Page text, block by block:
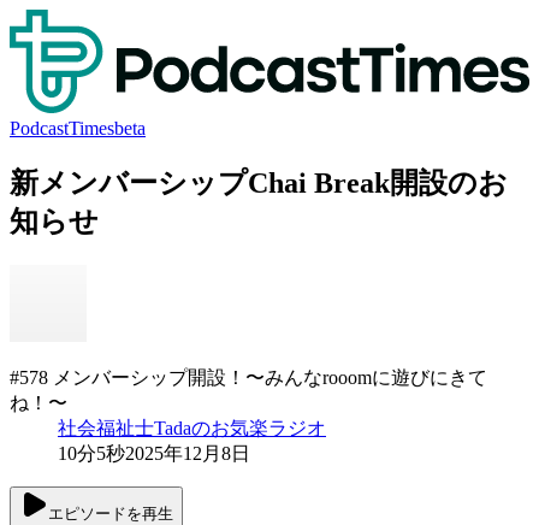
PodcastTimesbeta
新メンバーシップChai Break開設のお
知らせ
#578 メンバーシップ開設！〜みんなrooomに遊びにきて
ね！〜
社会福祉士Tadaのお気楽ラジオ
10分5秒2025年12月8日
エピソードを再生